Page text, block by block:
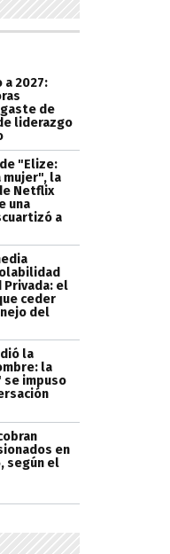
a 2027:
de
liderazgo
"Elize:
mujer", la
Netflix
una
a
Privada: el
ceder
del
la
la
se impuso
en
según el